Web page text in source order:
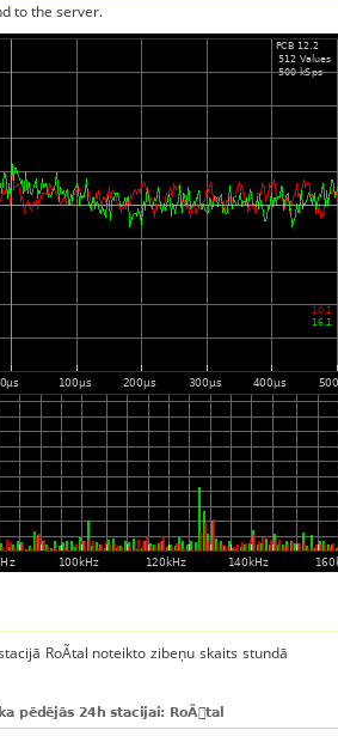
to the server.
RoÃtal noteikto zibeņu skaits stundā